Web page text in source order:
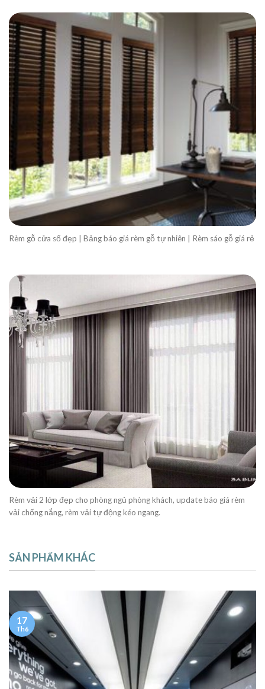
Rèm gỗ cửa sổ đẹp | Bảng báo giá rèm gỗ tự nhiên | Rèm sáo gỗ giá rẻ
Rèm vải 2 lớp đẹp cho phòng ngủ phòng khách, update báo giá rèm
vải chống nắng, rèm vải tự động kéo ngang.
SẢN PHẨM KHÁC
17
Th6